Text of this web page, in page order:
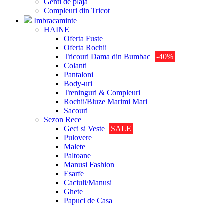
Compleuri din Tricot
Imbracaminte
HAINE
Oferta Fuste
Oferta Rochii
Tricouri Dama din Bumbac
-40%
Colanti
Pantaloni
Body-uri
Treninguri & Compleuri
Rochii/Bluze Marimi Mari
Sacouri
Sezon Rece
Geci si Veste
SALE
Pulovere
Malete
Paltoane
Manusi Fashion
Esarfe
Caciuli/Manusi
Ghete
Papuci de Casa